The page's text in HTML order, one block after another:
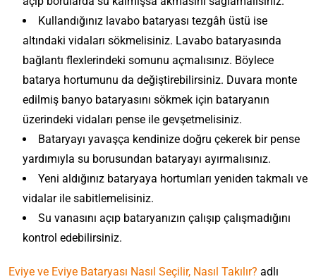
Kullandığınız lavabo bataryası tezgâh üstü ise
altındaki vidaları sökmelisiniz. Lavabo bataryasında
bağlantı flexlerindeki somunu açmalısınız. Böylece
batarya hortumunu da değiştirebilirsiniz. Duvara monte
edilmiş banyo bataryasını sökmek için bataryanın
üzerindeki vidaları pense ile gevşetmelisiniz.
Bataryayı yavaşça kendinize doğru çekerek bir pense
yardımıyla su borusundan bataryayı ayırmalısınız.
Yeni aldığınız bataryaya hortumları yeniden takmalı ve
vidalar ile sabitlemelisiniz.
Su vanasını açıp bataryanızın çalışıp çalışmadığını
kontrol edebilirsiniz.
Eviye ve Eviye Bataryası Nasıl Seçilir, Nasıl Takılır? adlı